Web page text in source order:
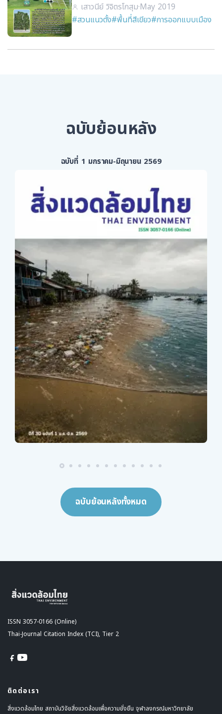
เสาวนีย์ วิจิตรโกสุม·May 2019
#สวนแนวตั้ง#พื้นที่สีเขียว#การออกแบบเมือง
ฉบับย้อนหลัง
ฉบับที่ 1 มกราคม-มิถุนายน 2569
ฉบับย้อนหลังทั้งหมด
ISSN 3057-0166 (Online)
Thai-Journal Citation Index (TCI), Tier 2
ติดต่อเรา
สิ่งแวดล้อมไทย สถาบันวิจัยสิ่งแวดล้อมเพื่อความยั่งยืน จุฬาลงกรณ์มหาวิทยาลัย